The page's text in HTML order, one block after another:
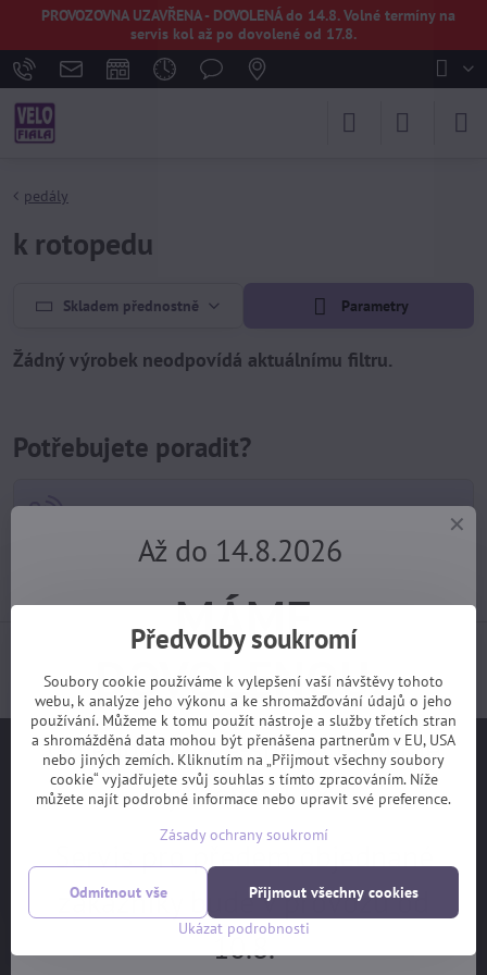
PROVOZOVNA UZAVŘENA - DOVOLENÁ do 14.8. Volné termíny na
servis kol až po dovolené od 17.8.
pedály
k rotopedu
Skladem přednostně Parametry
Potřebujete poradit?
+420 725 729 111
tomas​@velofiala​.cz
Jak jsou s našimi službami spokojeni samotní
zákazníci? (z webu Heuréka)
Užitečné odkazy
Na hlavní stranu
Ceník servisních prací
Garanční prohlídka
OBCHODNÍ PODMÍNKY
Předvolby soukromí
Soubory cookie používáme k vylepšení vaší návštěvy tohoto
webu, k analýze jeho výkonu a ke shromažďování údajů o jeho
používání. Můžeme k tomu použít nástroje a služby třetích stran
a shromážděná data mohou být přenášena partnerům v EU, USA
nebo jiných zemích. Kliknutím na „Přijmout všechny soubory
cookie“ vyjadřujete svůj souhlas s tímto zpracováním. Níže
můžete najít podrobné informace nebo upravit své preference.
Zásady ochrany soukromí
Ukázat podrobnosti
Přijmout všechny cookies
Odmítnout vše
Až do 14.8.2026
MÁME
DOVOLENOU.
Objednávky z e-shopu budeme
vyřizovat 17.8.
Servis pro předem objednané
zákazníky bude v provozu od
10.8.